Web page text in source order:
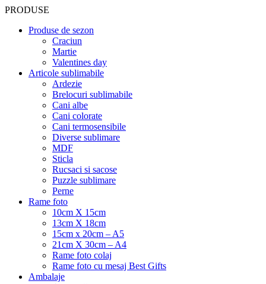
PRODUSE
Produse de sezon
Craciun
Martie
Valentines day
Articole sublimabile
Ardezie
Brelocuri sublimabile
Cani albe
Cani colorate
Cani termosensibile
Diverse sublimare
MDF
Sticla
Rucsaci si sacose
Puzzle sublimare
Perne
Rame foto
10cm X 15cm
13cm X 18cm
15cm x 20cm – A5
21cm X 30cm – A4
Rame foto colaj
Rame foto cu mesaj Best Gifts
Ambalaje